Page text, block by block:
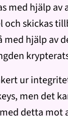
med hjälp av
och skickas
med hjälp av
ur
men det
detta mot